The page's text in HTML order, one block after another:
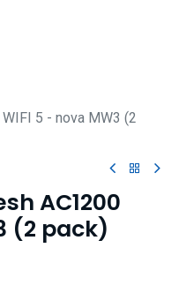
5 - nova MW3 (2
AC1200
(2 pack)